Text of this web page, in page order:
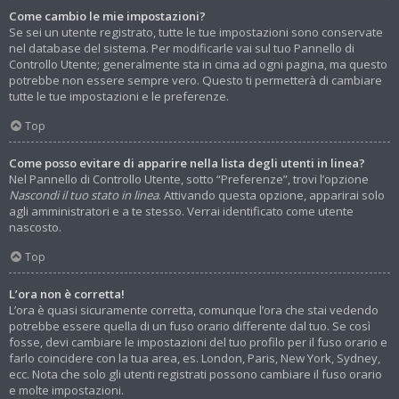
Come cambio le mie impostazioni?
Se sei un utente registrato, tutte le tue impostazioni sono conservate
nel database del sistema. Per modificarle vai sul tuo Pannello di
Controllo Utente; generalmente sta in cima ad ogni pagina, ma questo
potrebbe non essere sempre vero. Questo ti permetterà di cambiare
tutte le tue impostazioni e le preferenze.
Top
Come posso evitare di apparire nella lista degli utenti in linea?
Nel Pannello di Controllo Utente, sotto “Preferenze”, trovi l’opzione
Nascondi il tuo stato in linea. Attivando questa opzione, apparirai solo
agli amministratori e a te stesso. Verrai identificato come utente
nascosto.
Top
L’ora non è corretta!
L’ora è quasi sicuramente corretta, comunque l’ora che stai vedendo
potrebbe essere quella di un fuso orario differente dal tuo. Se così
fosse, devi cambiare le impostazioni del tuo profilo per il fuso orario e
farlo coincidere con la tua area, es. London, Paris, New York, Sydney,
ecc. Nota che solo gli utenti registrati possono cambiare il fuso orario
e molte impostazioni.